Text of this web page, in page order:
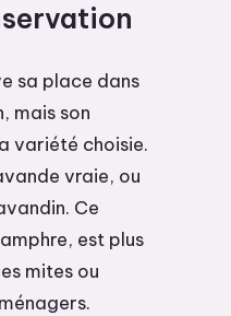
sa place dans
mais son
variété choisie.
vraie, ou
Ce
est plus
mites ou